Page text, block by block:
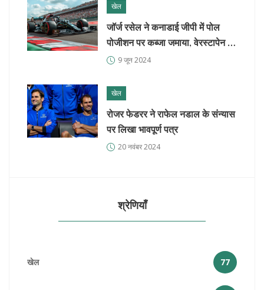
खेल
जॉर्ज रसेल ने कनाडाई जीपी में पोल
पोजीशन पर कब्जा जमाया, वेरस्टापेन को
पीछे छोड़ा
9 जून 2024
खेल
रोजर फेडरर ने राफेल नडाल के संन्यास
पर लिखा भावपूर्ण पत्र
20 नवंबर 2024
श्रेणियाँ
खेल 77